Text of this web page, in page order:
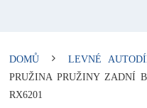
DOMŮ LEVNÉ
PRUŽINA PRUŽINY ZADNÍ
RX6201